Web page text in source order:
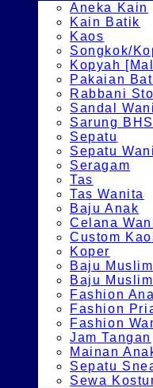
Aneka Kain
Kain Batik
Kaos
Songkok/
Kopyah
Pakaian
Rabbani
Sandal
Sarung BHS
Sepatu
Sepatu
Seragam
Tas
Tas Wanita
Baju Anak
Celana
Custom
Koper
Baju
Baju
Fashion
Fashion
Fashion
Jam Tangan
Mainan
Sepatu
Sewa